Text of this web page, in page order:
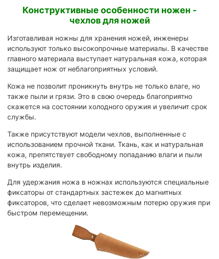
Конструктивные особенности ножен -
чехлов для ножей
Изготавливая ножны для хранения ножей, инженеры
используют только высокопрочные материалы. В качестве
главного материала выступает натуральная кожа, которая
защищает нож от неблагоприятных условий.
Кожа не позволит проникнуть внутрь не только влаге, но
также пыли и грязи. Это в свою очередь благоприятно
скажется на состоянии холодного оружия и увеличит срок
службы.
Также присутствуют модели чехлов, выполненные с
использованием прочной ткани. Ткань, как и натуральная
кожа, препятствует свободному попаданию влаги и пыли
внутрь изделия.
Для удержания ножа в ножнах используются специальные
фиксаторы от стандартных застежек до магнитных
фиксаторов, что сделает невозможным потерю оружия при
быстром перемещении.